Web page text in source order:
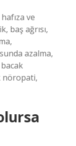
ve
baş ağrısı,
azalma,
nöropati,